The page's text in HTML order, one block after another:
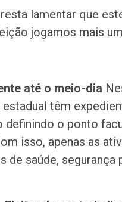
lamentar que
jogamos mais
até o meio-dia
têm
definindo o ponto
isso, apenas as
de saúde,